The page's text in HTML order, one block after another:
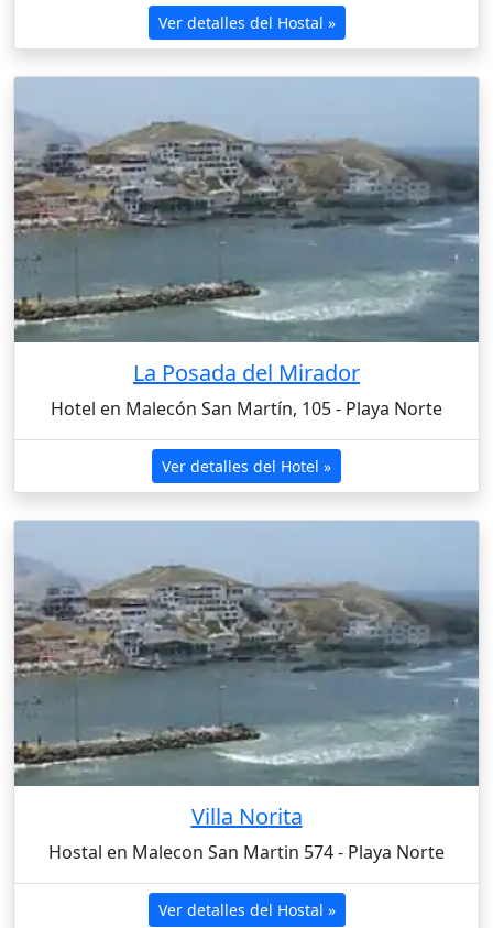
Ver detalles del Hostal »
La Posada del Mirador
Hotel en Malecón San Martín, 105 - Playa Norte
Ver detalles del Hotel »
Villa Norita
Hostal en Malecon San Martin 574 - Playa Norte
Ver detalles del Hostal »